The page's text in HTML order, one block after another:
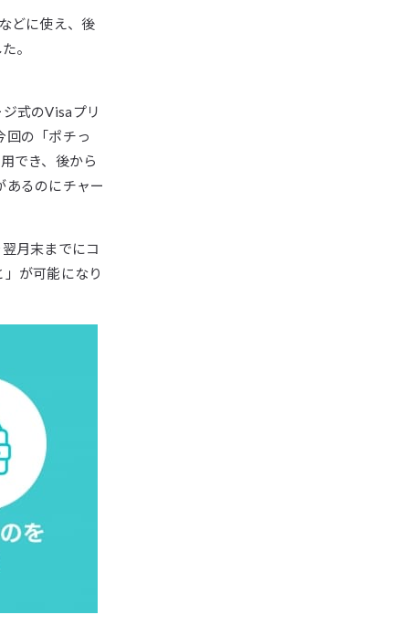
どに使え、後
。
式のVisaプリ
回の「ポチっ
でき、後から
あるのにチャー
月末までにコ
が可能になり